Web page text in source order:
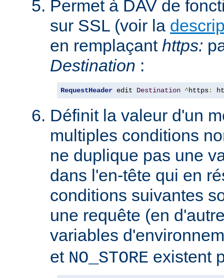
Permet à DAV de
sur SSL (voir la
en remplaçant https:
Destination :
RequestHeader edit Destination ^https:
Définit la valeur d'un
multiples conditions
ne duplique pas une
dans l'en-tête qui en
conditions suivantes
une requête (en
variables
et NO_STORE existent